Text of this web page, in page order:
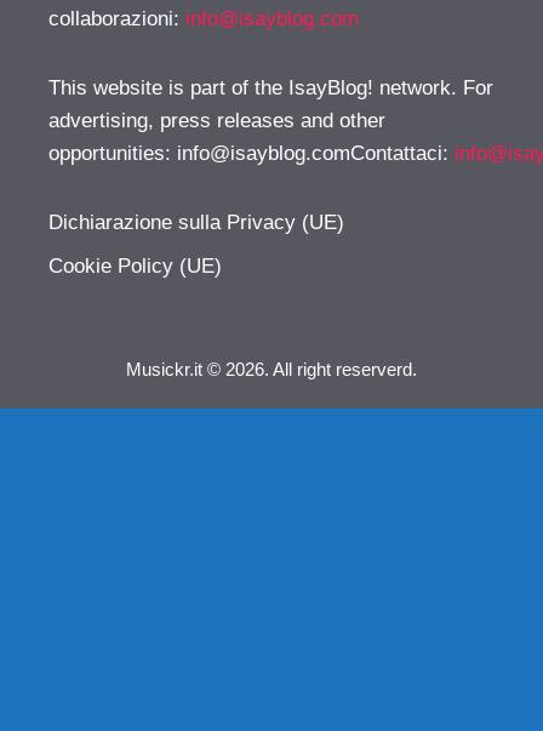
collaborazioni: info@isayblog.com
This website is part of the IsayBlog! network. For
advertising, press releases and other
opportunities: info@isayblog.comContattaci:
Dichiarazione sulla Privacy (UE)
Cookie Policy (UE)
Musickr.it © 2026. All right reserverd.